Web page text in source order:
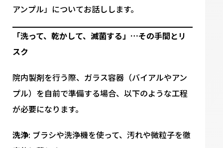
アンプル」についてお話しします。
「洗って、乾かして、滅菌する」…その手間とリ
スク
院内製剤を行う際、ガラス容器（バイアルやアン
プル）を自前で準備する場合、以下のような工程
が必要になります。
洗浄: ブラシや洗浄機を使って、汚れや微粒子を徹